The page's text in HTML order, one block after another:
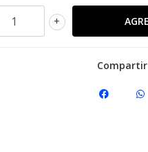
+
Compartir